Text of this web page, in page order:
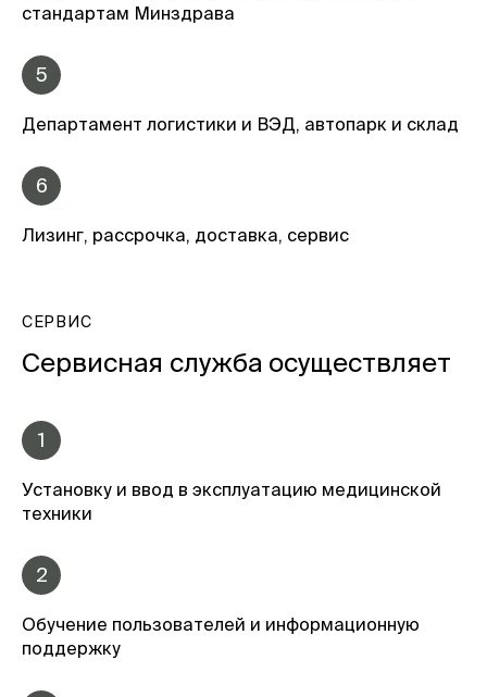
стандартам Минздрава
5
Департамент логистики и ВЭД, автопарк и склад
6
Лизинг, рассрочка, доставка, сервис
СЕРВИС
Сервисная служба осуществляет
1
Установку и ввод в эксплуатацию медицинской
техники
2
Обучение пользователей и информационную
поддержку